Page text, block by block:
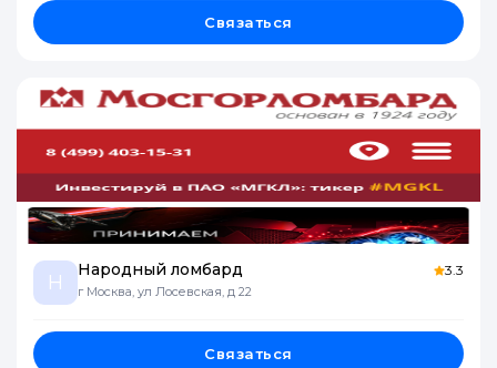
Связаться
Н
Народный ломбард
г Москва, ул Лосевская, д 22
3.3
Связаться